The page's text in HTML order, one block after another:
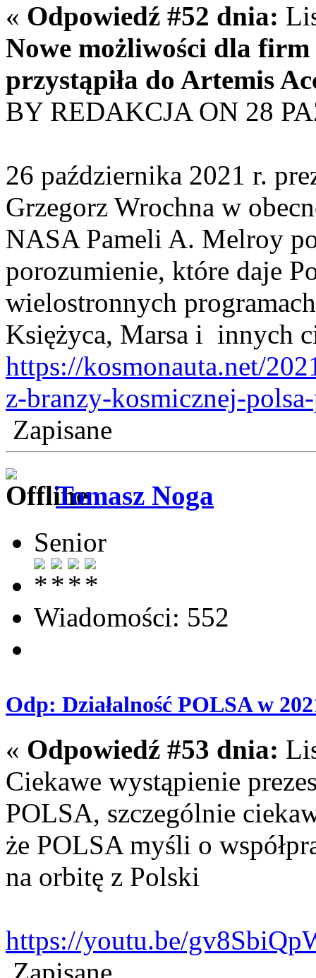
« Odpowiedź #52 dnia:
Nowe możliwości dla
przystąpiła do Artemis
BY REDAKCJA ON 28
26 października 2021 r.
Grzegorz Wrochna w
NASA Pameli A. Melroy
porozumienie, które daje
wielostronnych
Księżyca, Marsa i innych
https://kosmonauta.net/
z-branzy-kosmicznej-
Zapisane
Tomasz Noga
Senior
Wiadomości: 552
Odp: Działalność POLSA w
« Odpowiedź #53 dnia:
Ciekawe wystąpienie
POLSA, szczególnie
że POLSA myśli o
na orbitę z Polski
https://youtu.be/